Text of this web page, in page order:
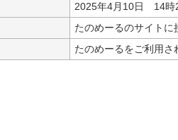
2025年4月10日 14時
たのめーるのサイトに
たのめーるをご利用さ